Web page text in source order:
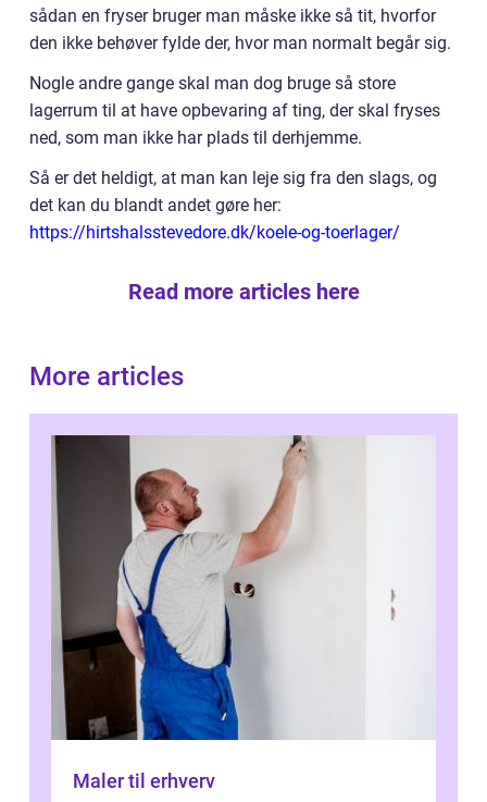
sådan en fryser bruger man måske ikke så tit, hvorfor
den ikke behøver fylde der, hvor man normalt begår sig.
Nogle andre gange skal man dog bruge så store
lagerrum til at have opbevaring af ting, der skal fryses
ned, som man ikke har plads til derhjemme.
Så er det heldigt, at man kan leje sig fra den slags, og
det kan du blandt andet gøre her:
https://hirtshalsstevedore.dk/koele-og-toerlager/
Read more articles here
More articles
Maler til erhverv